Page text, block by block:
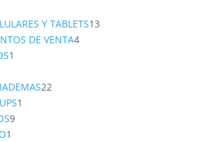
Y TABLETS1313
DE VENTA44
1
2222
1
99
1